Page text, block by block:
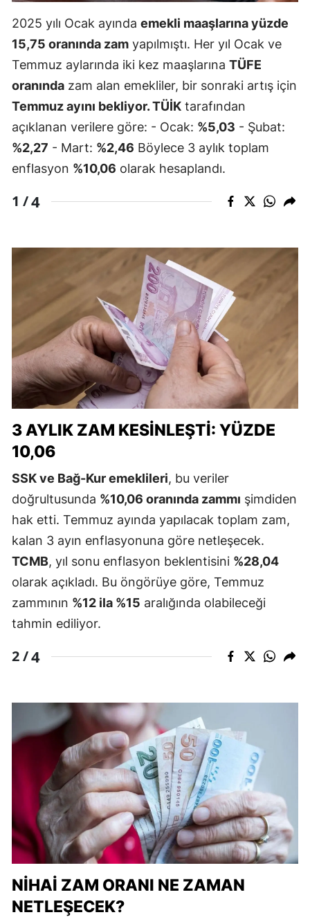
2025 yılı Ocak ayında emekli maaşlarına yüzde
15,75 oranında zam yapılmıştı. Her yıl Ocak ve
Temmuz aylarında iki kez maaşlarına TÜFE
oranında zam alan emekliler, bir sonraki artış için
Temmuz ayını bekliyor. TÜİK tarafından
açıklanan verilere göre: - Ocak: %5,03 - Şubat:
%2,27 - Mart: %2,46 Böylece 3 aylık toplam
enflasyon %10,06 olarak hesaplandı.
1 /4
3 AYLIK ZAM KESINLEŞTI: YÜZDE
10,06
SSK ve Bağ-Kur emeklileri, bu veriler
doğrultusunda %10,06 oranında zammı şimdiden
hak etti. Temmuz ayında yapılacak toplam zam,
kalan 3 ayın enflasyonuna göre netleşecek.
TCMB, yıl sonu enflasyon beklentisini %28,04
olarak açıkladı. Bu öngörüye göre, Temmuz
zammının %12 ila %15 aralığında olabileceği
tahmin ediliyor.
2 /4
NIHAI ZAM ORANI NE ZAMAN
NETLEŞECEK?